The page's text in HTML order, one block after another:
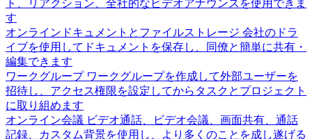
ト、リアクション、全社的なビデオアナウンスを使用できま
す
オンラインドキュメントとファイルストレージ 会社のドラ
イブを使用してドキュメントを保存し、同僚と簡単に共有・
編集できます
ワークグループ ワークグループを作成して外部ユーザーを
招待し、アクセス権限を設定してからタスクとプロジェクト
に取り組めます
オンライン会議 ビデオ通話、ビデオ会議、画面共有、通話
記録、カスタム背景を使用し、より多くのことを成し遂げる